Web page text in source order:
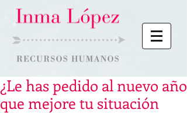
¿Le has pedido al nuevo año
que mejore tu situación